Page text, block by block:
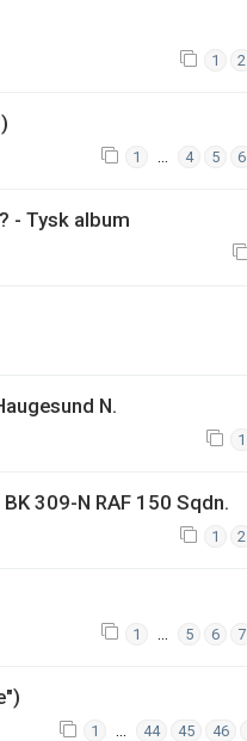
1 2
1 4 5 6
- Tysk album
N.
1
309-N RAF 150 Sqdn.
1 2
1 5 6 7
1 44 45 46